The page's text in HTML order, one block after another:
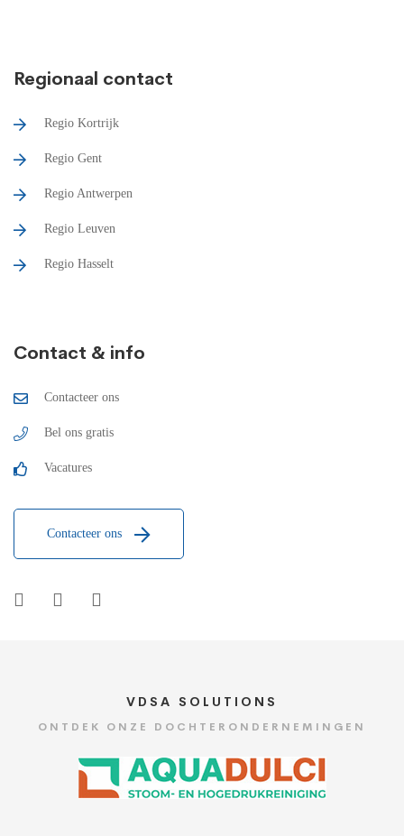
Regionaal contact
Regio Kortrijk
Regio Gent
Regio Antwerpen
Regio Leuven
Regio Hasselt
Contact & info
Contacteer ons
Bel ons gratis
Vacatures
Contacteer ons
VDSA SOLUTIONS
ONTDEK ONZE DOCHTERONDERNEMINGEN